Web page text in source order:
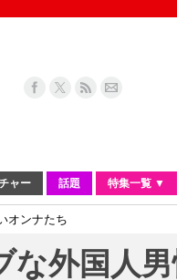
ャー 話題 特集一覧 ▼
オンナたち
な外国人